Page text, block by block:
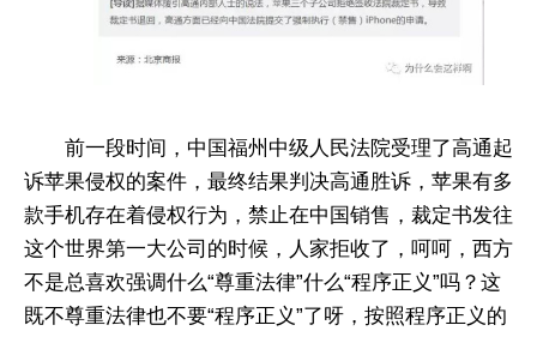
前一段时间，中国福州中级人民法院受理了高通起
诉苹果侵权的案件，最终结果判决高通胜诉，苹果有多
款手机存在着侵权行为，禁止在中国销售，裁定书发往
这个世界第一大公司的时候，人家拒收了，呵呵，西方
不是总喜欢强调什么“尊重法律”什么“程序正义”吗？这
既不尊重法律也不要“程序正义”了呀，按照程序正义的